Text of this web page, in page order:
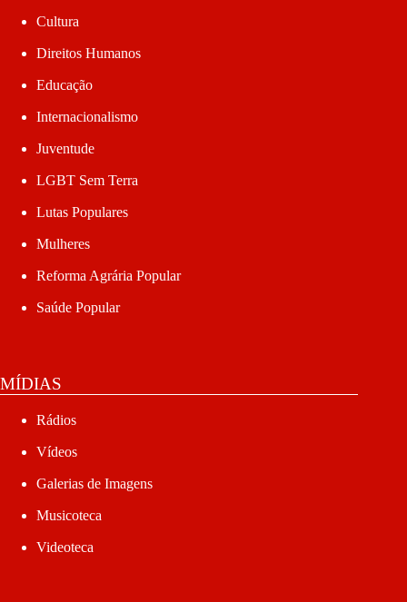
Cultura
Direitos Humanos
Educação
Internacionalismo
Juventude
LGBT Sem Terra
Lutas Populares
Mulheres
Reforma Agrária Popular
Saúde Popular
MÍDIAS
Rádios
Vídeos
Galerias de Imagens
Musicoteca
Videoteca